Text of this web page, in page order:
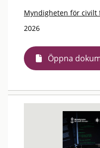
Myndigheten för civilt
2026
Öppna